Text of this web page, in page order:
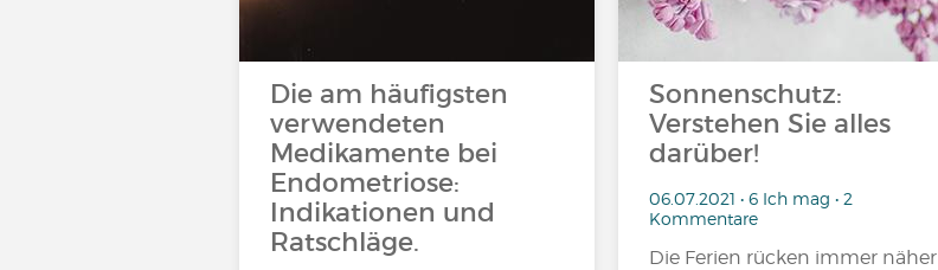
Die am häufigsten
verwendeten
Medikamente bei
Endometriose:
Indikationen und
Ratschläge.
Sonnenschutz:
Verstehen Sie alles
darüber!
06.07.2021 • 6 Ich mag • 2
Kommentare
Die Ferien rücken immer näher